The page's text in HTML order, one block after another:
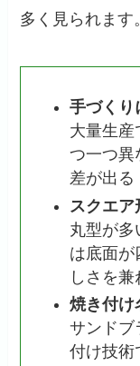
多く見られます
手づくり
大量生産
つ一つ異
差が出る
スクエア
丸型が多
は底面が
しさを
焼き付け
サンドブ
付け技術